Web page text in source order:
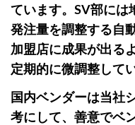
ています。SV部には
発注量を調整する自
加盟店に成果が出る
定期的に微調整して
国内ベンダーは当社
考にして、善意でベ